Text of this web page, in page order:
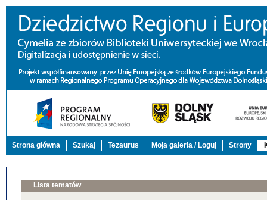
Strona główna Szukaj Tezaurus Moja galeria / Loguj Strony
Lista tematów